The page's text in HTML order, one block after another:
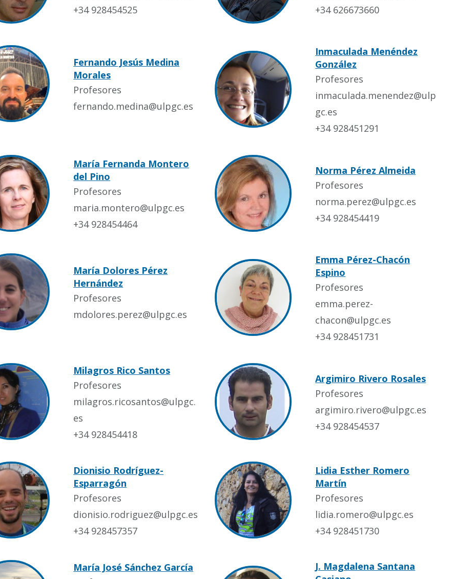
+34 928454525
+34 626673660
Fernando Jesús Medina
Morales
Profesores
fernando.medina@ulpgc.es
Inmaculada Menéndez
González
Profesores
inmaculada.menendez@ulp
gc.es
+34 928451291
María Fernanda Montero
del Pino
Profesores
maria.montero@ulpgc.es
+34 928454464
Norma Pérez Almeida
Profesores
norma.perez@ulpgc.es
+34 928454419
María Dolores Pérez
Hernández
Profesores
mdolores.perez@ulpgc.es
Emma Pérez-Chacón
Espino
Profesores
emma.perez-
chacon@ulpgc.es
+34 928451731
Milagros Rico Santos
Profesores
milagros.ricosantos@ulpgc.
es
+34 928454418
Argimiro Rivero Rosales
Profesores
argimiro.rivero@ulpgc.es
+34 928454537
Dionisio Rodríguez-
Esparragón
Profesores
dionisio.rodriguez@ulpgc.es
+34 928457357
Lidia Esther Romero
Martín
Profesores
lidia.romero@ulpgc.es
+34 928451730
María José Sánchez García
J. Magdalena Santana